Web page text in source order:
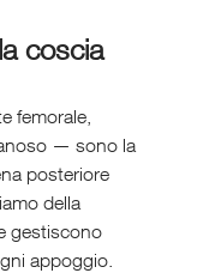
coscia
femorale,
— sono la
posteriore
della
gestiscono
appoggio.